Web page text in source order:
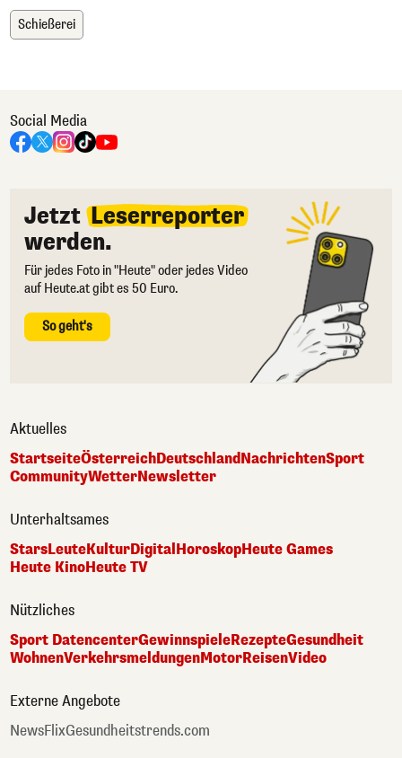
Schießerei
Social Media
Jetzt Leserreporter
werden.
Für jedes Foto in "Heute" oder jedes Video
auf Heute.at gibt es 50 Euro.
So geht's
Aktuelles
StartseiteÖsterreichDeutschlandNachrichtenSport
CommunityWetterNewsletter
Unterhaltsames
StarsLeuteKulturDigitalHoroskopHeute Games
Heute KinoHeute TV
Nützliches
Sport DatencenterGewinnspieleRezepteGesundheit
WohnenVerkehrsmeldungenMotorReisenVideo
Externe Angebote
NewsFlixGesundheitstrends.com